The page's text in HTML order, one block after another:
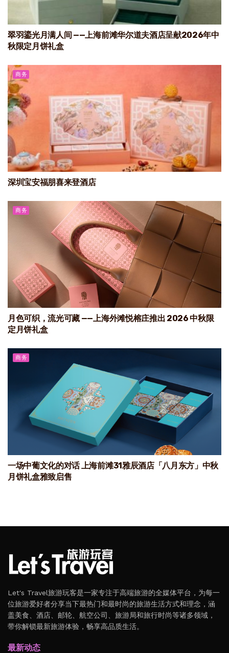
翠羽鎏光月满人间 ——上海前滩华尔道夫酒店呈献2026年中
秋限定月饼礼盒
商务
深圳宝安福朋喜来登酒店
商务
月色可织，流光可藏 ——上海外滩悦榕庄推出 2026 中秋限
定月饼礼盒
商务
一场中葡文化的对话 上海前滩31雅辰酒店「八月东方」中秋
月饼礼盒雅致启售
Let's Travel旅游玩客是一家专注于高端旅游的全媒体平台，为每一
位旅游爱好者分享当下最热门和最时尚的旅游生活方式和理念，涵
盖美食、酒店、邮轮、航空公司、旅游局和旅行时尚等诸多领域，
带你解锁最新旅游体验，畅享高品质生活。
最新动态